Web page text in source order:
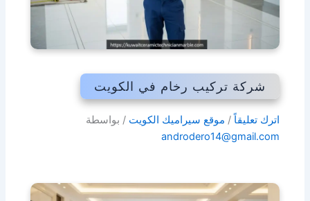
شركة تركيب رخام في الكويت
اترك تعليقاً / موقع سيراميك الكويت / بواسطة
androdero14@gmail.com